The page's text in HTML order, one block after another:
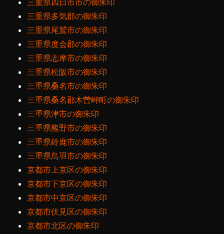
三重県四日市市の御朱印
三重県多気郡の御朱印
三重県尾鷲市の御朱印
三重県度会郡の御朱印
三重県志摩市の御朱印
三重県松阪市の御朱印
三重県桑名市の御朱印
三重県桑名郡木曽岬町の御朱印
三重県津市の御朱印
三重県熊野市の御朱印
三重県鈴鹿市の御朱印
三重県鳥羽市の御朱印
京都市上京区の御朱印
京都市下京区の御朱印
京都市中京区の御朱印
京都市伏見区の御朱印
京都市北区の御朱印